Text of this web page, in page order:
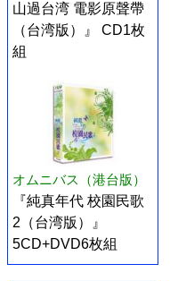
山過台湾 電影原聲帶
（台湾版）』 CD1枚
組
オムニバス（港台版）
『純真年代 校園民歌
2（台湾版）』
5CD+DVD6枚組